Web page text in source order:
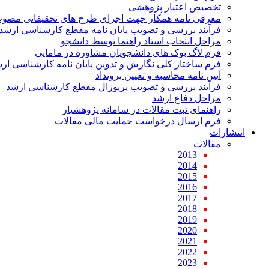
تخصیص اعتبار پژوهشی
معرفی نامه همکار جهت اجرای طرح های تحقیقاتی
فرآیند بررسی و تصویب پایان نامه مقطع کارشناسی
مراحل انتخاب استاد راهنما توسط دانشجو
فرم لاگ بوک های دانشجویان مشاوره در مامایی
فرم ساختار کلی نگارش و تدوین پایان نامه کارشناسی
آیین نامه محاسبه و تعیین برونداد
فرآیند بررسی و تصویب پرپوزال مقطع کارشناسی ارشد
مراحل دفاع ارشد
راهنمای ثبت مقالات در سامانه پژوهشیار
فرم ارسال درخواست حمایت مالی مقالات
انتشارات
مقالات
2013
2014
2015
2016
2017
2018
2019
2020
2021
2022
2023